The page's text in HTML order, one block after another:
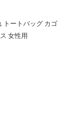
トートバッグ カゴ
女性用